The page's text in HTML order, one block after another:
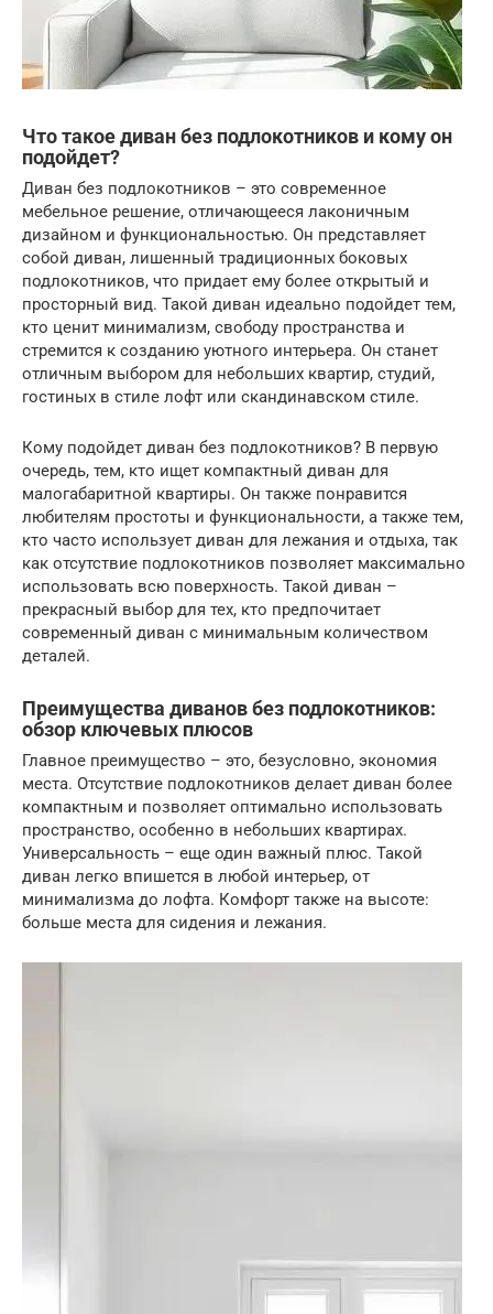
Что такое диван без подлокотников и кому он
подойдет?
Диван без подлокотников – это современное
мебельное решение, отличающееся лаконичным
дизайном и функциональностью. Он представляет
собой диван, лишенный традиционных боковых
подлокотников, что придает ему более открытый и
просторный вид. Такой диван идеально подойдет тем,
кто ценит минимализм, свободу пространства и
стремится к созданию уютного интерьера. Он станет
отличным выбором для небольших квартир, студий,
гостиных в стиле лофт или скандинавском стиле.
Кому подойдет диван без подлокотников? В первую
очередь, тем, кто ищет компактный диван для
малогабаритной квартиры. Он также понравится
любителям простоты и функциональности, а также тем,
кто часто использует диван для лежания и отдыха, так
как отсутствие подлокотников позволяет максимально
использовать всю поверхность. Такой диван –
прекрасный выбор для тех, кто предпочитает
современный диван с минимальным количеством
деталей.
Преимущества диванов без подлокотников:
обзор ключевых плюсов
Главное преимущество – это, безусловно, экономия
места. Отсутствие подлокотников делает диван более
компактным и позволяет оптимально использовать
пространство, особенно в небольших квартирах.
Универсальность – еще один важный плюс. Такой
диван легко впишется в любой интерьер, от
минимализма до лофта. Комфорт также на высоте:
больше места для сидения и лежания.